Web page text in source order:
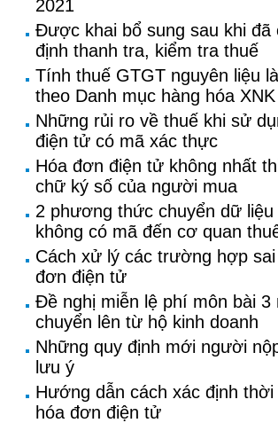
2021
Được khai bổ sung sau khi đã
định thanh tra, kiểm tra thuế
Tính thuế GTGT nguyên liệu
theo Danh mục hàng hóa
Những rủi ro về thuế khi sử
điện tử có mã xác thực
Hóa đơn điện tử không nhất
chữ ký số của người mua
2 phương thức chuyển dữ
không có mã đến cơ quan
Cách xử lý các trường hợp
đơn điện tử
Đề nghị miễn lệ phí môn bài 3
chuyển lên từ hộ kinh doanh
Những quy định mới người
lưu ý
Hướng dẫn cách xác định thời
hóa đơn điện tử